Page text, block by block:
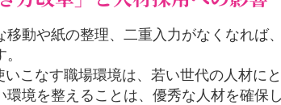
移動や紙の整理、二重入力がなくなれ
こなす職場環境は、若い世代の人材に
境を整えることは、優秀な人材を確